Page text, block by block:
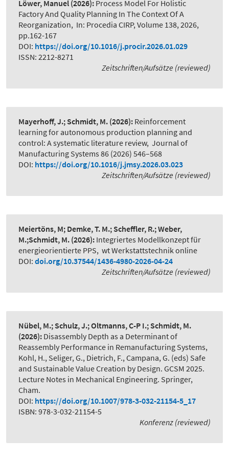
Löwer, Manuel (2026): Process Model For Holistic
Factory And Quality Planning In The Context Of A
Reorganization, In: Procedia CIRP, Volume 138, 2026,
pp.162-167
DOI: https://doi.org/10.1016/j.procir.2026.01.029
ISSN: 2212-8271
Zeitschriften/Aufsätze (reviewed)
Mayerhoff, J.; Schmidt, M. (2026): Reinforcement
learning for autonomous production planning and
control: A systematic literature review, Journal of
Manufacturing Systems 86 (2026) 546–568
DOI: https://doi.org/10.1016/j.jmsy.2026.03.023
Zeitschriften/Aufsätze (reviewed)
Meiertöns, M; Demke, T. M.; Scheffler, R.; Weber,
M.;Schmidt, M. (2026): Integriertes Modellkonzept für
energieorientierte PPS, wt Werkstattstechnik online
DOI: doi.org/10.37544/1436-4980-2026-04-24
Zeitschriften/Aufsätze (reviewed)
Nübel, M.; Schulz, J.; Oltmanns, C-P I.; Schmidt, M.
(2026): Disassembly Depth as a Determinant of
Reassembly Performance in Remanufacturing Systems,
Kohl, H., Seliger, G., Dietrich, F., Campana, G. (eds) Safe
and Sustainable Value Creation by Design. GCSM 2025.
Lecture Notes in Mechanical Engineering. Springer,
Cham.
DOI: https://doi.org/10.1007/978-3-032-21154-5_17
ISBN: 978-3-032-21154-5
Konferenz (reviewed)